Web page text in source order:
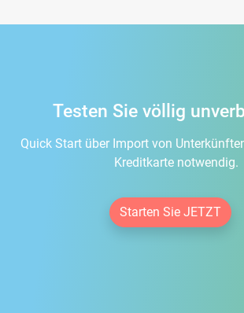
Testen Sie völlig
Quick Start über Import von
Kreditkarte notwendig.
Starten Sie JETZT